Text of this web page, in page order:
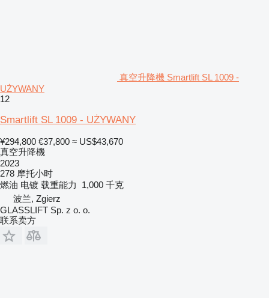
真空升降機 Smartlift SL 1009 -
UŻYWANY
12
Smartlift SL 1009 - UŻYWANY
¥294,800 €37,800 ≈ US$43,670
真空升降機
2023
278 摩托小时
燃油 电镀 载重能力
1,000 千克
波兰, Zgierz
GLASSLIFT Sp. z o. o.
联系卖方